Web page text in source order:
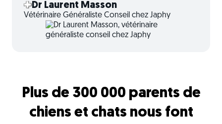
Dr Laurent Masson
Vétérinaire Généraliste Conseil chez Japhy
Plus de 300 000 parents de
chiens et chats nous font